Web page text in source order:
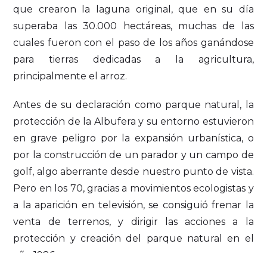
que crearon la laguna original, que en su día
superaba las 30.000 hectáreas, muchas de las
cuales fueron con el paso de los años ganándose
para tierras dedicadas a la agricultura,
principalmente el arroz.
Antes de su declaración como parque natural, la
protección de la Albufera y su entorno estuvieron
en grave peligro por la expansión urbanística, o
por la construcción de un parador y un campo de
golf, algo aberrante desde nuestro punto de vista.
Pero en los 70, gracias a movimientos ecologistas y
a la aparición en televisión, se consiguió frenar la
venta de terrenos, y dirigir las acciones a la
protección y creación del parque natural en el